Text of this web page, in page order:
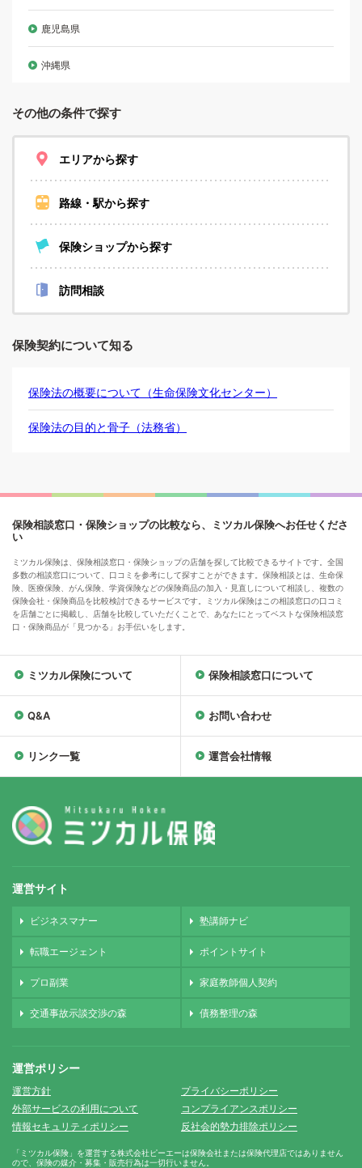
鹿児島県
沖縄県
その他の条件で探す
エリアから探す
路線・駅から探す
保険ショップから探す
訪問相談
保険契約について知る
保険法の概要について（生命保険文化センター）
保険法の目的と骨子（法務省）
保険相談窓口・保険ショップの比較なら、ミツカル保険へお任せくださ
い
ミツカル保険は、保険相談窓口・保険ショップの店舗を探して比較できるサイトです。全国
多数の相談窓口について、口コミを参考にして探すことができます。保険相談とは、生命保
険、医療保険、がん保険、学資保険などの保険商品の加入・見直しについて相談し、複数の
保険会社・保険商品を比較検討できるサービスです。ミツカル保険はこの相談窓口の口コミ
を店舗ごとに掲載し、店舗を比較していただくことで、あなたにとってベストな保険相談窓
口・保険商品が「見つかる」お手伝いをします。
ミツカル保険について 保険相談窓口について
Q&A お問い合わせ
リンク一覧 運営会社情報
運営サイト
ビジネスマナー 塾講師ナビ
転職エージェント ポイントサイト
プロ副業 家庭教師個人契約
交通事故示談交渉の森 債務整理の森
運営ポリシー
運営方針
プライバシーポリシー
外部サービスの利用について
コンプライアンスポリシー
情報セキュリティポリシー
反社会的勢力排除ポリシー
「ミツカル保険」を運営する株式会社ピーエーは保険会社または保険代理店ではありません
ので、保険の媒介・募集・販売行為は一切行いません。